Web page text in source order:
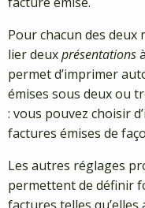
Pour chacun des deux
lier deuxprésentations
permet d’imprimer
émises sous deux ou
: vous pouvez choisir
factures émises de
Les autres réglages
permettent de définir